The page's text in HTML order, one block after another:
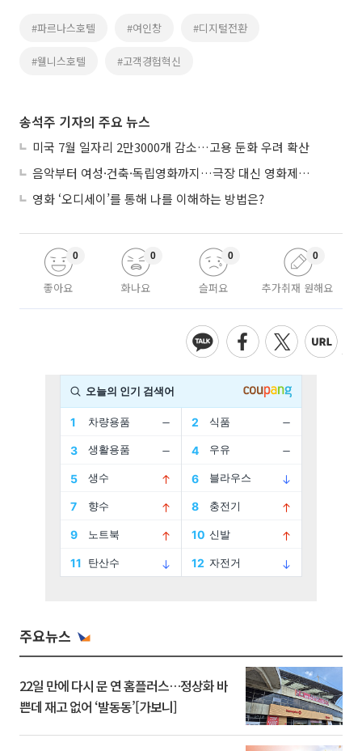
#파르나스호텔 #여인창 #디지털전환
#웰니스호텔 #고객경험혁신
송석주 기자의 주요 뉴스
미국 7월 일자리 2만3000개 감소…고용 둔화 우려 확산
음악부터 여성·건축·독립영화까지…극장 대신 영화제로 즐기는 스크린 여행
영화 ‘오디세이’를 통해 나를 이해하는 방법은?
좋아요
0
화나요
0
슬퍼요
0
추가취재 원해요
0
주요뉴스
22일 만에 다시 문 연 홈플러스…정상화 바
쁜데 재고 없어 ‘발동동’[가보니]